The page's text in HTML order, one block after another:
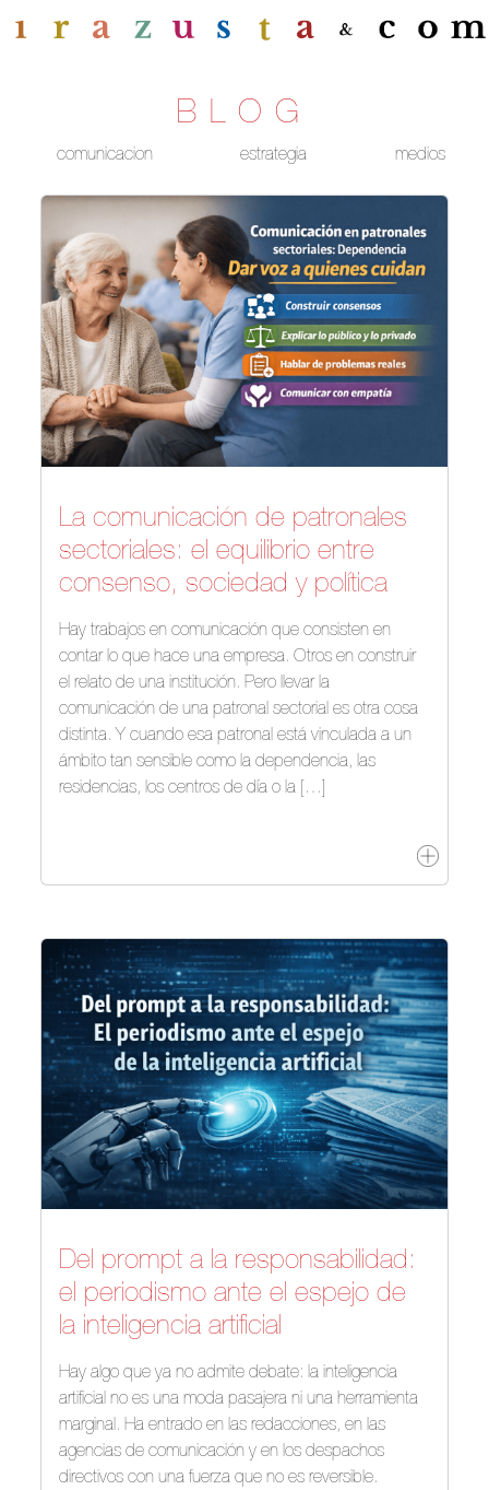
BLOG
comunicacion estrategia medios
La comunicación de patronales
sectoriales: el equilibrio entre
consenso, sociedad y política
Hay trabajos en comunicación que consisten en
contar lo que hace una empresa. Otros en construir
el relato de una institución. Pero llevar la
comunicación de una patronal sectorial es otra cosa
distinta. Y cuando esa patronal está vinculada a un
ámbito tan sensible como la dependencia, las
residencias, los centros de día o la […]
Del prompt a la responsabilidad:
el periodismo ante el espejo de
la inteligencia artificial
Hay algo que ya no admite debate: la inteligencia
artificial no es una moda pasajera ni una herramienta
marginal. Ha entrado en las redacciones, en las
agencias de comunicación y en los despachos
directivos con una fuerza que no es reversible.